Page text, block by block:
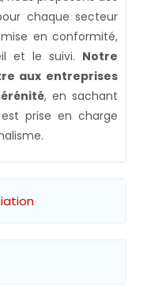
chaque secteur
en conformité,
et le suivi. Notre
aux entreprises
, en sachant
prise en charge